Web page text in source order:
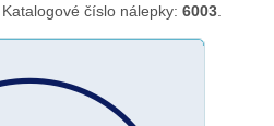
číslo nálepky: 6003